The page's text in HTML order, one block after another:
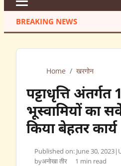
BREAKING NEWS
Home / खरगोन
पट्टाधृत्ति अंतर्गत
भूस्वामियों का
किया बेहतर कार्य
Published on: June 30, 2023|
byअनोखा तीर 1 min read